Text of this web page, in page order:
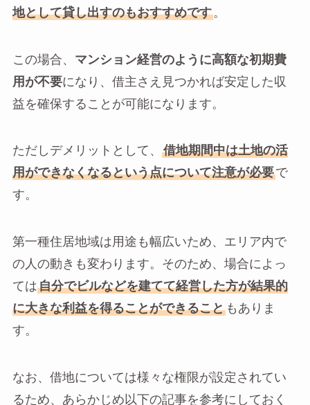
地として貸し出すのもおすすめです。
この場合、 マンション経営のように高額な初期費
用が不要になり、借主さえ見つかれば安定した収
益を確保することが可能になります。
ただしデメリットとして、
借地期間中は土地の活
用ができなくなるという点について注意が必要で
す。
第一種住居地域は用途も幅広いため、エリア内で
の人の動きも変わります。そのため、場合によっ
ては自分でビルなどを建てて経営した方が結果的
に大きな利益を得ることができることもありま
す。
なお、借地については様々な権限が設定されてい
るため、あらかじめ以下の記事を参考にしておく